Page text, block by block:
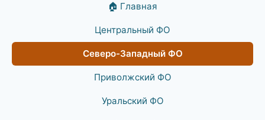
🏠 Главная
Центральный ФО
Северо-Западный ФО
Приволжский ФО
Уральский ФО